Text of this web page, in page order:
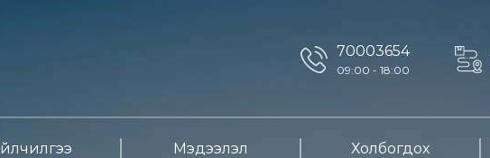
70003654
09:00 - 18:00
Мэдээлэл Холбогдох